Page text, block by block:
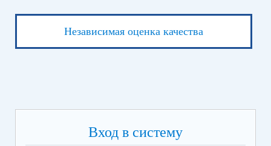
Независимая оценка качества
Вход в систему